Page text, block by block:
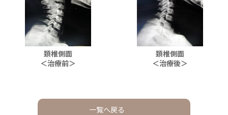
頚椎側面
＜治療前＞
頚椎側面
＜治療後＞
一覧へ戻る